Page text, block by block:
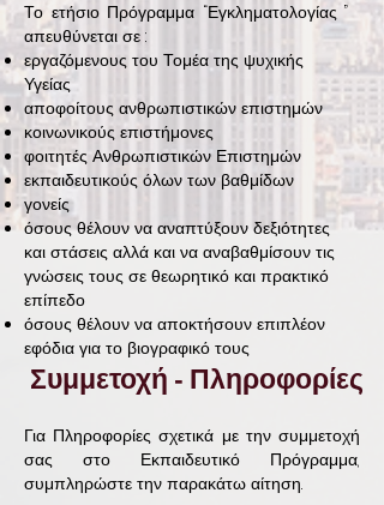
Το ετήσιο Πρόγραμμα “Εγκληματολογίας ”
απευθύνεται σε :
εργαζόμενους του Τομέα της ψυχικής
Υγείας
αποφοίτους ανθρωπιστικών επιστημών
κοινωνικούς επιστήμονες
φοιτητές Ανθρωπιστικών Επιστημών
εκπαιδευτικούς όλων των βαθμίδων
γονείς
όσους θέλουν να αναπτύξουν δεξιότητες
και στάσεις αλλά και να αναβαθμίσουν τις
γνώσεις τους σε θεωρητικό και πρακτικό
επίπεδο
όσους θέλουν να αποκτήσουν επιπλέον
εφόδια για το βιογραφικό τους
Συμμετοχή - Πληροφορίες
Για Πληροφορίες σχετικά με την συμμετοχή
σας στο Εκπαιδευτικό Πρόγραμμα,
συμπληρώστε την παρακάτω αίτηση.